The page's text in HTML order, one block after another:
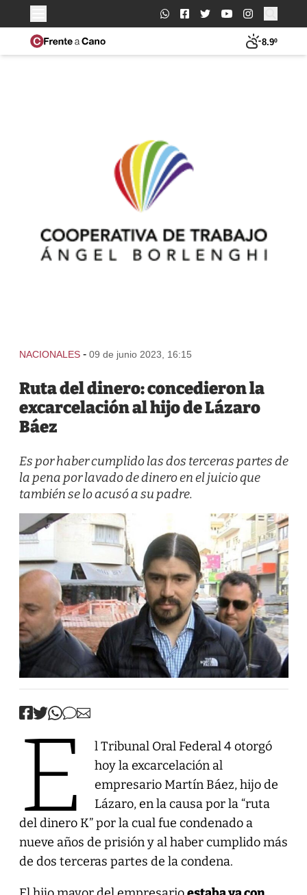
Buscar:
8.9º
NACIONALES - 09 de junio 2023, 16:15
Ruta del dinero: concedieron la
excarcelación al hijo de Lázaro
Báez
Es por haber cumplido las dos terceras partes de
la pena por lavado de dinero en el juicio que
también se lo acusó a su padre.
E
l Tribunal Oral Federal 4 otorgó
hoy la excarcelación al
empresario Martín Báez, hijo de
Lázaro, en la causa por la “ruta
del dinero K” por la cual fue condenado a
nueve años de prisión y al haber cumplido más
de dos terceras partes de la condena.